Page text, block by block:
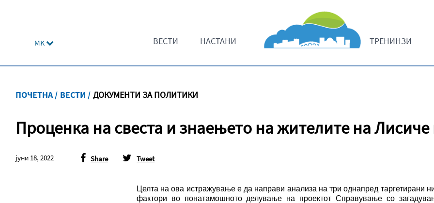
MK ВЕСТИ НАСТАНИ ТРЕНИНЗИ
ПОЧЕТНА / ВЕСТИ / ДОКУМЕНТИ ЗА ПОЛИТИКИ
Проценка на свеста и знаењето на жителите на
јуни 18, 2022 Share Tweet
Целта на ова истражување е да направи анализа на три однапред таргетирани
фактори во понатамошното делување на проектот Справување со